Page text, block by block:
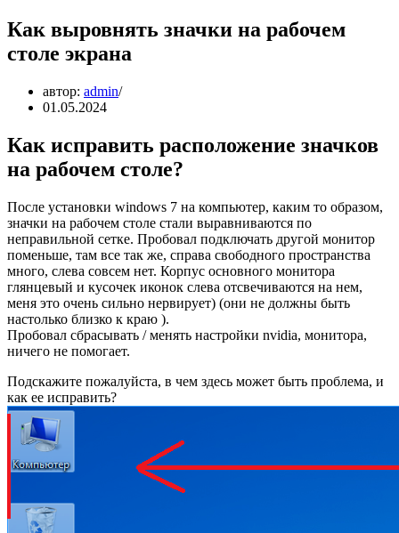
Как выровнять значки на рабочем
столе экрана
автор: admin
01.05.2024
Как исправить расположение значков
на рабочем столе?
После установки windows 7 на компьютер, каким то образом,
значки на рабочем столе стали выравниваются по
неправильной сетке. Пробовал подключать другой монитор
поменьше, там все так же, справа свободного пространства
много, слева совсем нет. Корпус основного монитора
глянцевый и кусочек иконок слева отсвечиваются на нем,
меня это очень сильно нервирует) (они не должны быть
настолько близко к краю ).
Пробовал сбрасывать / менять настройки nvidia, монитора,
ничего не помогает.
Подскажите пожалуйста, в чем здесь может быть проблема, и
как ее исправить?